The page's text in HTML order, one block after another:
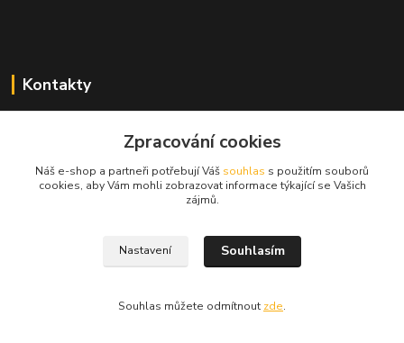
Kontakty
+420 724 134 431
prodej@alprim.cz
Zpracování cookies
Náš e-shop a partneři potřebují Váš souhlas s použitím souborů
cookies, aby Vám mohli zobrazovat informace týkající se Vašich
zájmů.
Nastavení Souhlasím
Souhlas můžete odmítnout zde.